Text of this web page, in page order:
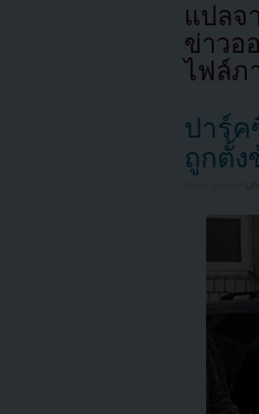
แปลจ
ข่าวอ
ไฟล์ภ
ปาร์ค
ถูกตั้